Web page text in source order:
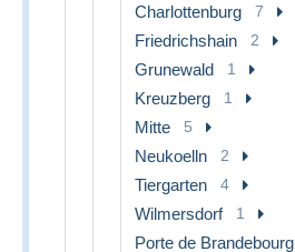
Charlottenburg 7
Friedrichshain 2
Grunewald 1
Kreuzberg 1
Mitte 5
Neukoelln 2
Tiergarten 4
Wilmersdorf 1
Porte de Brandebourg